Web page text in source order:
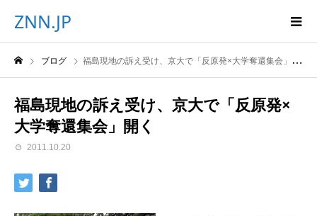
ZNN.JP
ブログ 福島現地の訴え受け、京大で「反原発×大学奪還集会」開く
福島現地の訴え受け、京大で「反原発×
大学奪還集会」開く
2011.10.20